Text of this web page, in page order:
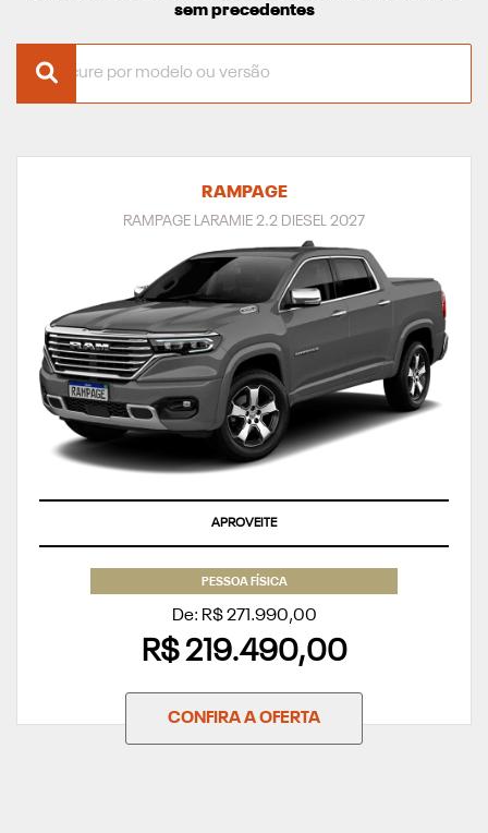
sem precedentes
RAMPAGE
RAMPAGE LARAMIE 2.2 DIESEL 2027
APROVEITE
PESSOA FÍSICA
De: R$ 271.990,00
R$ 219.490,00
CONFIRA A OFERTA